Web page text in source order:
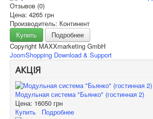
Отзывов (0)
Цена: 4265 грн
Производитель: Континент
Купить
Подробнее
Copyright MAXXmarketing GmbH
JoomShopping Download & Support
АКЦІЯ
Модульная система "Бьянко" (гостинная 2)
Цена: 16050 грн
Купить
Подробнее